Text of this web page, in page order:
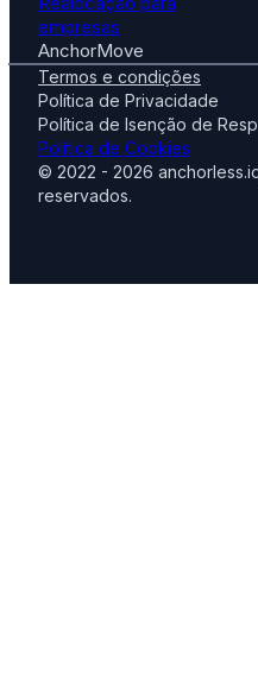
empresas
AnchorMove
Termos e condições
Política de Privacidade
Política de Isenção de
Política de Cookies
© 2022 - 2026
reservados.